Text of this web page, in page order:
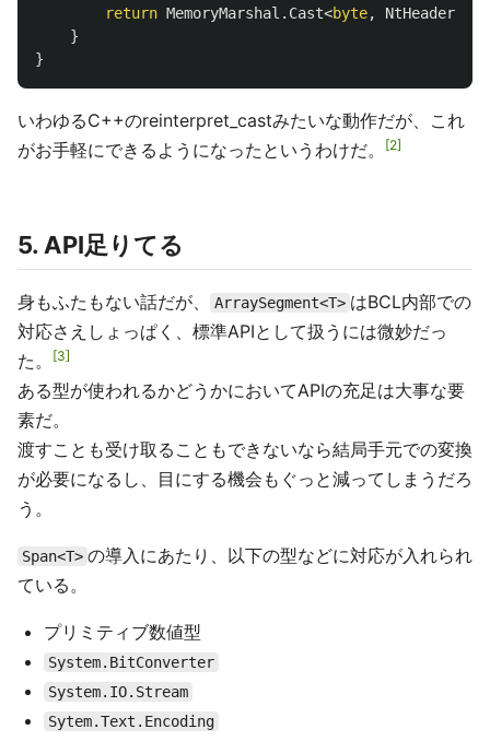
return MemoryMarshal . Cast<byte, NtHeader
}
}
いわゆるC++のreinterpret_castみたいな動作だが、これ
がお手軽にできるようになったというわけだ。
2
5. API足りてる
身もふたもない話だが、 ArraySegment<T> はBCL内部での
対応さえしょっぱく、標準APIとして扱うには微妙だっ
た。
3
ある型が使われるかどうかにおいてAPIの充足は大事な要
素だ。
渡すことも受け取ることもできないなら結局手元での変換
が必要になるし、目にする機会もぐっと減ってしまうだろ
う。
Span<T> の導入にあたり、以下の型などに対応が入れられ
ている。
プリミティブ数値型
System.BitConverter
System.IO.Stream
Sytem.Text.Encoding